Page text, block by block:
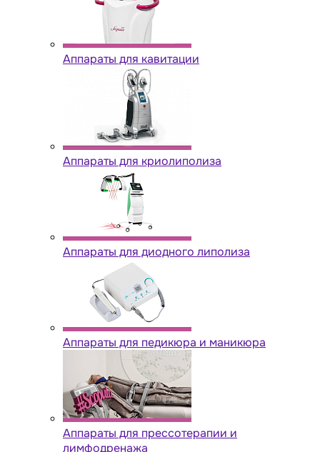
Аппараты для кавитации
Аппараты для криолиполиза
Аппараты для диодного липолиза
Аппараты для педикюра и маникюра
Аппараты для прессотерапии и
лимфодренажа